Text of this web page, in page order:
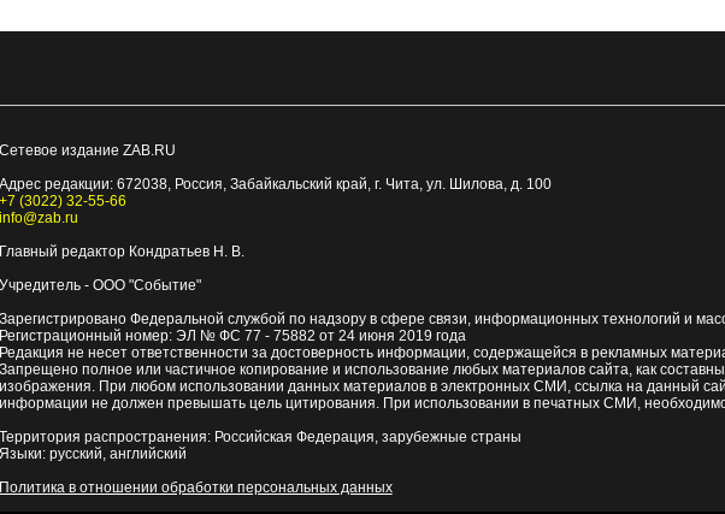
Сетевое издание ZAB.RU
Адрес редакции: 672038, Россия, Забайкальский край, г. Чита, ул. Шилова, д. 100
+7 (3022) 32-55-66
info@zab.ru
Главный редактор Кондратьев Н. В.
Учредитель - ООО "Событие"
Зарегистрировано Федеральной службой по надзору в сфере связи, информационных технологий и
Регистрационный номер: ЭЛ № ФС 77 - 75882 от 24 июня 2019 года
Редакция не несет ответственности за достоверность информации, содержащейся в рекламных
Запрещено полное или частичное копирование и использование любых материалов сайта, как
изображения. При любом использовании данных материалов в электронных СМИ, ссылка на данный
информации не должен превышать цель цитирования. При использовании в печатных СМИ,
Территория распространения: Российская Федерация, зарубежные страны
Языки: русский, английский
Политика в отношении обработки персональных данных